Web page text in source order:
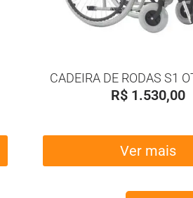
CADEIRA DE RODAS S1
R$ 1.530,00
Ver mais